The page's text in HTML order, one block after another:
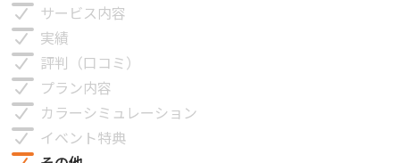
サービス内容
実績
評判（口コミ）
プラン内容
カラーシミュレーション
イベント特典